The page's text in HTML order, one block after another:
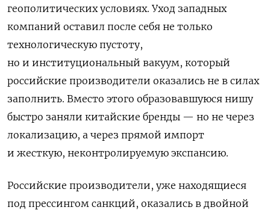
геополитических условиях. Уход западных
компаний оставил после себя не только
технологическую пустоту,
но и институциональный вакуум, который
российские производители оказались не в силах
заполнить. Вместо этого образовавшуюся нишу
быстро заняли китайские бренды — но не через
локализацию, а через прямой импорт
и жесткую, неконтролируемую экспансию.
Российские производители, уже находящиеся
под прессингом санкций, оказались в двойной